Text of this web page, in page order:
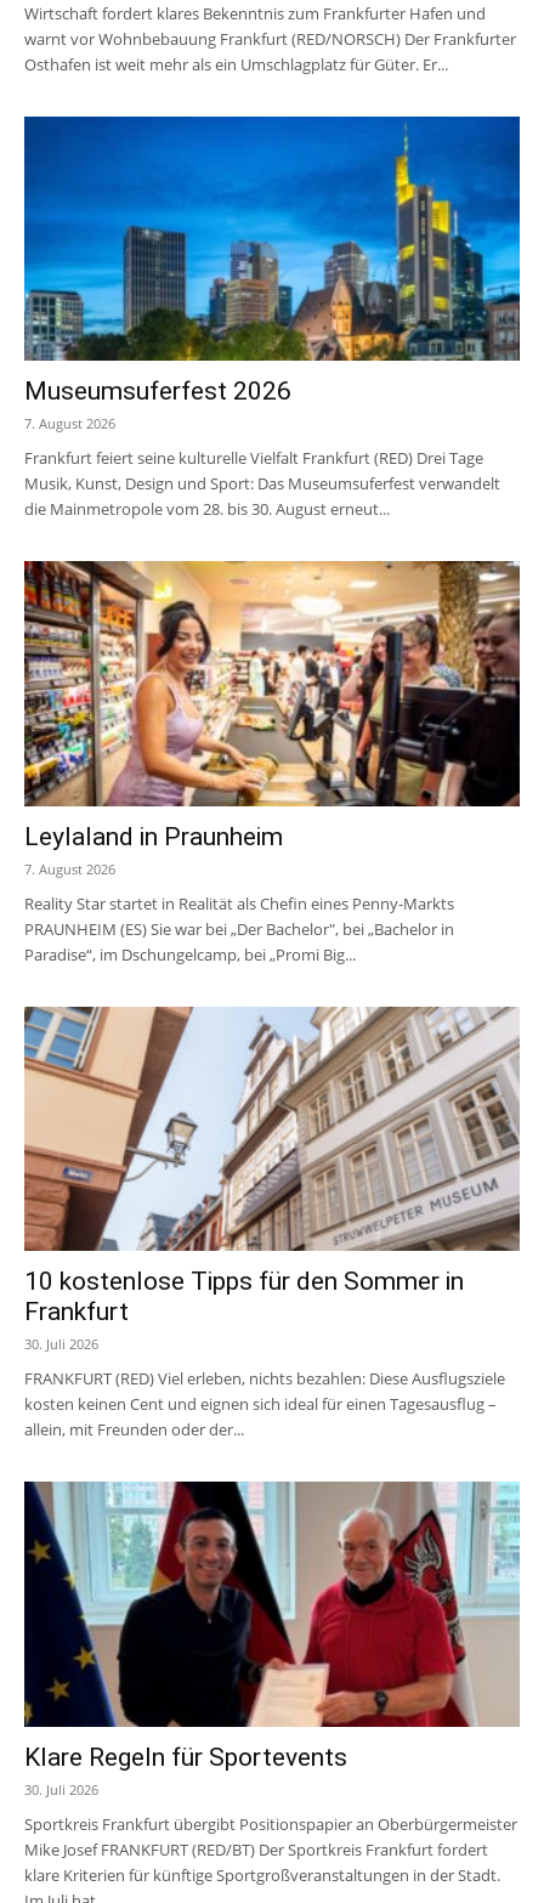
Wirtschaft fordert klares Bekenntnis zum Frankfurter Hafen und
warnt vor Wohnbebauung Frankfurt (RED/NORSCH) Der Frankfurter
Osthafen ist weit mehr als ein Umschlagplatz für Güter. Er...
Museumsuferfest 2026
7. August 2026
Frankfurt feiert seine kulturelle Vielfalt Frankfurt (RED) Drei Tage
Musik, Kunst, Design und Sport: Das Museumsuferfest verwandelt
die Mainmetropole vom 28. bis 30. August erneut...
Leylaland in Praunheim
7. August 2026
Reality Star startet in Realität als Chefin eines Penny-Markts
PRAUNHEIM (ES) Sie war bei „Der Bachelor", bei „Bachelor in
Paradise“, im Dschungelcamp, bei „Promi Big...
10 kostenlose Tipps für den Sommer in
Frankfurt
30. Juli 2026
FRANKFURT (RED) Viel erleben, nichts bezahlen: Diese Ausflugsziele
kosten keinen Cent und eignen sich ideal für einen Tagesausflug –
allein, mit Freunden oder der...
Klare Regeln für Sportevents
30. Juli 2026
Sportkreis Frankfurt übergibt Positionspapier an Oberbürgermeister
Mike Josef FRANKFURT (RED/BT) Der Sportkreis Frankfurt fordert
klare Kriterien für künftige Sportgroßveranstaltungen in der Stadt.